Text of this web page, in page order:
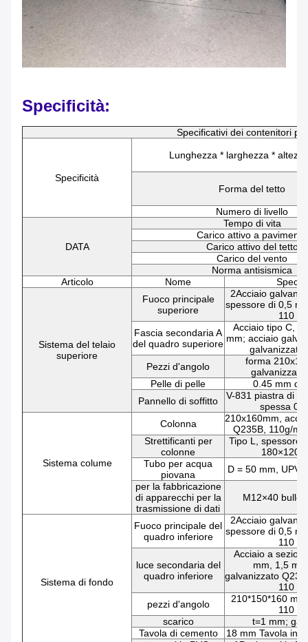
Specificità:
Specificativi dei contenitori
Specificità
Lunghezza * larghezza *
Forma del tetto
Numero di livello
DATA
Tempo di vita
Carico attivo a pavimento
Carico attivo del tetto
Carico del vento
Norma antisismica
Articolo
Nome
Sistema del telaio
superiore
Fuoco principale
superiore
2Acciaio
spessore di 0,5
110 g/
Fascia secondaria A
del quadro superiore
Acciaio tipo C,
mm; acciaio
galvanizzato
Pezzi d'angolo
forma
galvanizzato
Pelle di pelle
0.45 mm di
Pannello di soffitto
V-831 piastra di
spessa
Sistema colume
Colonna
210x160mm,
Q235B, 110g/
Strettificanti per
colonne
Tipo L, spessore
Tubo per acqua
piovana
D = 50 mm,
per la fabbricazione
di apparecchi per la
trasmissione di dati
M12×40
Sistema di fondo
Fuoco principale del
quadro inferiore
2Acciaio
spessore di 0,5
110 g/
luce secondaria del
quadro inferiore
Acciaio a
mm, 1,5
galvanizzato
110 g/
pezzi d'angolo
210*150*160
110 g/
scarico
t=1 mm;
Tavola di cemento
18 mm Tavola in